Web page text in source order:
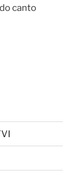
canto